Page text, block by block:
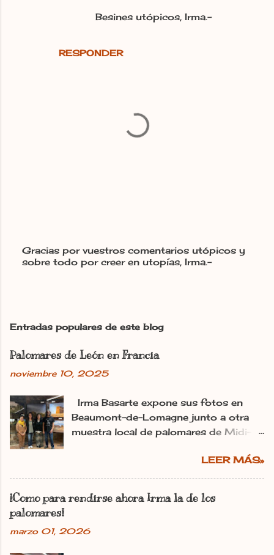
RESPONDER
Besines utópicos, Irma.-
P
a
u
c
m
e
n
t
a
Gracias por vuestros comentarios utópicos y
sobre todo por creer en utopías, Irma.-
Entradas populares de este blog
Palomares de León en Francia
noviembre 10, 2025
Irma Basarte expone sus fotos en
Beaumont-de-Lomagne junto a otra
muestra local de palomares de Midi-
izquierda) con Miguel Pastrana y las
colaboradoras francesas. dl Ana
Gaitero León 11.11.2025 | 06:00
Actualizado: 11.11.2025 | 10:25 En:
Pirineos La utopía de Irma Basarte
LEER MÁS»
¡Como para rendirse ahora Irma la de los
palomares!
marzo 01, 2026